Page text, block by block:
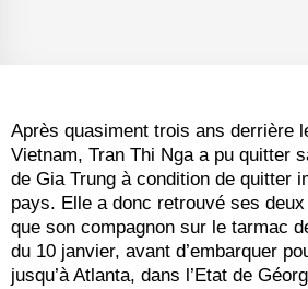
Après quasiment trois ans derrière
Vietnam, Tran Thi Nga a pu quitter
de Gia Trung à condition de quitter
pays. Elle a donc retrouvé ses
que son compagnon sur le tarmac
du 10 janvier, avant d’embarquer
jusqu’à Atlanta, dans l’Etat de